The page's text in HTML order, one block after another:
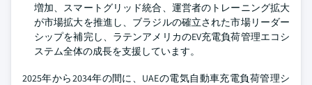
増加、スマートグリッド統合、運営者のトレーニング拡大
が市場拡大を推進し、ブラジルの確立された市場リーダー
シップを補完し、ラテンアメリカのEV充電負荷管理エコシ
ステム全体の成長を支援しています。
2025年から2034年の間に、UAEの電気自動車充電負荷管理シ